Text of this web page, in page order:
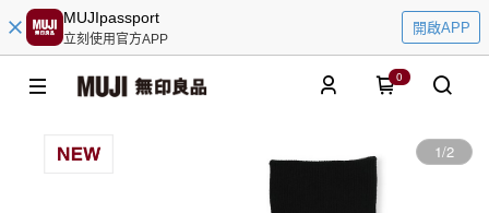
MUJIpassport
立刻使用官方APP
開啟APP
0
1/2